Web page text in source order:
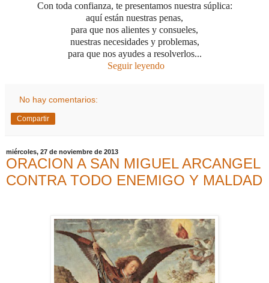
Con toda confianza, te presentamos nuestra súplica:
aquí están nuestras penas,
para que nos alientes y consueles,
nuestras necesidades y problemas,
para que nos ayudes a resolverlos...
Seguir leyendo
No hay comentarios:
Compartir
miércoles, 27 de noviembre de 2013
ORACION A SAN MIGUEL ARCANGEL
CONTRA TODO ENEMIGO Y MALDAD